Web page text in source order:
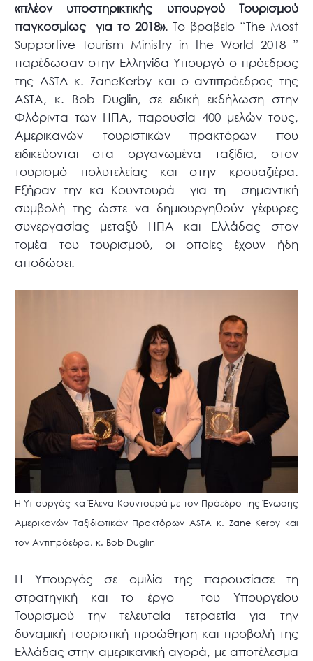
«πλέον υποστηρικτικής υπουργού Τουρισμού
παγκοσμίως για το 2018». Το βραβείο “The Most
Supportive Τourism Ministry in the World 2018 ”
παρέδωσαν στην Ελληνίδα Υπουργό ο πρόεδρος
της ASTA κ. ZaneKerby και ο αντιπρόεδρος της
ASTA, κ. Bob Duglin, σε ειδική εκδήλωση στην
Φλόριντα των ΗΠΑ, παρουσία 400 μελών τους,
Αμερικανών τουριστικών πρακτόρων που
ειδικεύονται στα οργανωμένα ταξίδια, στον
τουρισμό πολυτελείας και στην κρουαζιέρα.
Εξήραν την κα Κουντουρά για τη σημαντική
συμβολή της ώστε να δημιουργηθούν γέφυρες
συνεργασίας μεταξύ ΗΠΑ και Ελλάδας στον
τομέα του τουρισμού, οι οποίες έχουν ήδη
αποδώσει.
H Υπουργός κα Έλενα Κουντουρά με τον Πρόεδρο της Ένωσης
Αμερικανών Ταξιδιωτικών Πρακτόρων ASTA κ. Zane Kerby και
τον Αντιπρόεδρο, κ. Bob Duglin
Η Υπουργός σε ομιλία της παρουσίασε τη
στρατηγική και το έργο του Υπουργείου
Τουρισμού την τελευταία τετραετία για την
δυναμική τουριστική προώθηση και προβολή της
Ελλάδας στην αμερικανική αγορά, με αποτέλεσμα